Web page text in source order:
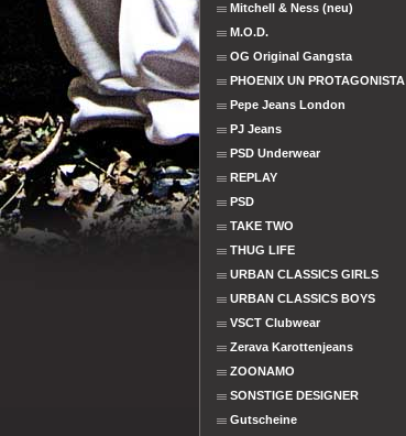
Mitchell & Ness (neu)
M.O.D.
OG Original Gangsta
PHOENIX UN PROTAGONISTA
Pepe Jeans London
PJ Jeans
PSD Underwear
REPLAY
PSD
TAKE TWO
THUG LIFE
URBAN CLASSICS GIRLS
URBAN CLASSICS BOYS
VSCT Clubwear
Zerava Karottenjeans
ZOONAMO
SONSTIGE DESIGNER
Gutscheine